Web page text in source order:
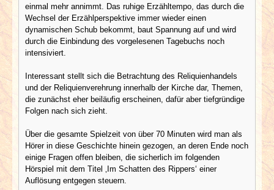
einmal mehr annimmt. Das ruhige Erzähltempo, das durch die
Wechsel der Erzählperspektive immer wieder einen
dynamischen Schub bekommt, baut Spannung auf und wird
durch die Einbindung des vorgelesenen Tagebuchs noch
intensiviert.
Interessant stellt sich die Betrachtung des Reliquienhandels
und der Reliquienverehrung innerhalb der Kirche dar, Themen,
die zunächst eher beiläufig erscheinen, dafür aber tiefgründige
Folgen nach sich zieht.
Über die gesamte Spielzeit von über 70 Minuten wird man als
Hörer in diese Geschichte hinein gezogen, an deren Ende noch
einige Fragen offen bleiben, die sicherlich im folgenden
Hörspiel mit dem Titel ‚Im Schatten des Rippers‘ einer
Auflösung entgegen steuern.